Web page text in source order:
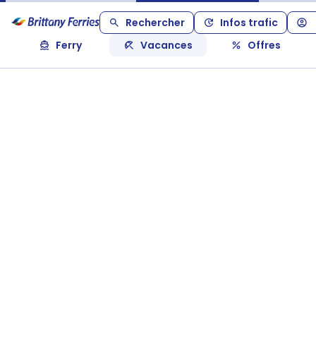
Rechercher
Infos trafic
Ferry
Vacances Offres